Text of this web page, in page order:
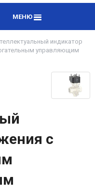
МЕНЮ
индикатор
управляющим
с